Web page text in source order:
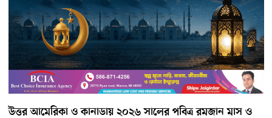
উত্তর আমেরিকা ও কানাডায় ২০২৬ সালের পবিত্র রমজান মাস ও